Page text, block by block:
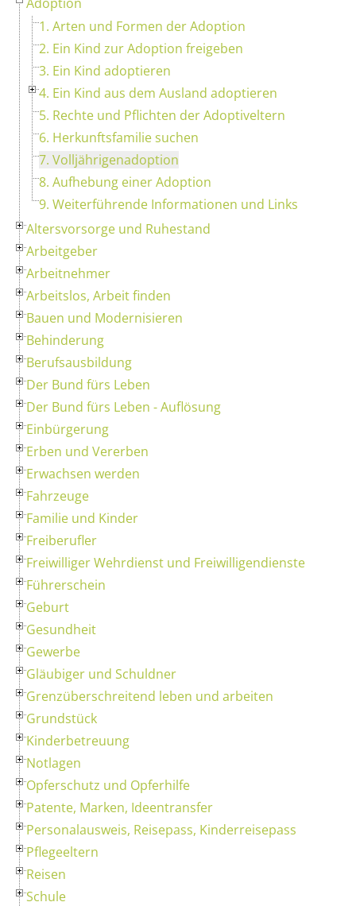
1. Arten und Formen der Adoption
2. Ein Kind zur Adoption freigeben
3. Ein Kind adoptieren
4. Ein Kind aus dem Ausland adoptieren
5. Rechte und Pflichten der Adoptiveltern
6. Herkunftsfamilie suchen
7. Volljährigenadoption
8. Aufhebung einer Adoption
9. Weiterführende Informationen und Links
Altersvorsorge und Ruhestand
Arbeitgeber
Arbeitnehmer
Arbeitslos, Arbeit finden
Bauen und Modernisieren
Behinderung
Berufsausbildung
Der Bund fürs Leben
Der Bund fürs Leben - Auflösung
Einbürgerung
Erben und Vererben
Erwachsen werden
Fahrzeuge
Familie und Kinder
Freiberufler
Freiwilliger Wehrdienst und Freiwilligendienste
Führerschein
Geburt
Gesundheit
Gewerbe
Gläubiger und Schuldner
Grenzüberschreitend leben und arbeiten
Grundstück
Kinderbetreuung
Notlagen
Opferschutz und Opferhilfe
Patente, Marken, Ideentransfer
Personalausweis, Reisepass, Kinderreisepass
Pflegeeltern
Reisen
Schule